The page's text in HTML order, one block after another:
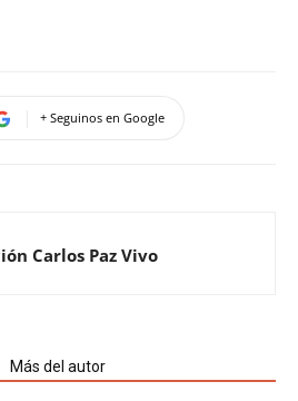
+ Seguinos en Google
Carlos Paz Vivo
Más del autor